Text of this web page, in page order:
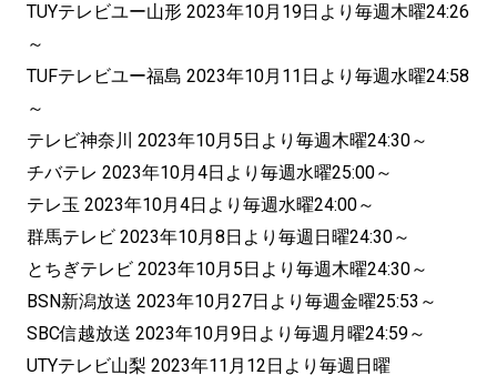
TUYテレビユー山形 2023年10月19日より毎週木曜24:26
～
TUFテレビユー福島 2023年10月11日より毎週水曜24:58
～
テレビ神奈川 2023年10月5日より毎週木曜24:30～
チバテレ 2023年10月4日より毎週水曜25:00～
テレ玉 2023年10月4日より毎週水曜24:00～
群馬テレビ 2023年10月8日より毎週日曜24:30～
とちぎテレビ 2023年10月5日より毎週木曜24:30～
BSN新潟放送 2023年10月27日より毎週金曜25:53～
SBC信越放送 2023年10月9日より毎週月曜24:59～
UTYテレビ山梨 2023年11月12日より毎週日曜